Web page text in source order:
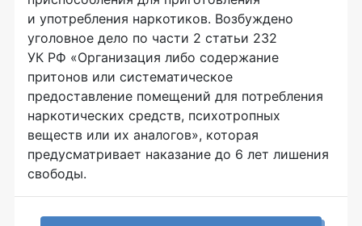
и употребления наркотиков. Возбуждено
уголовное дело по части 2 статьи 232
УК РФ «Организация либо содержание
притонов или систематическое
предоставление помещений для потребления
наркотических средств, психотропных
веществ или их аналогов», которая
предусматривает наказание до 6 лет лишения
свободы.